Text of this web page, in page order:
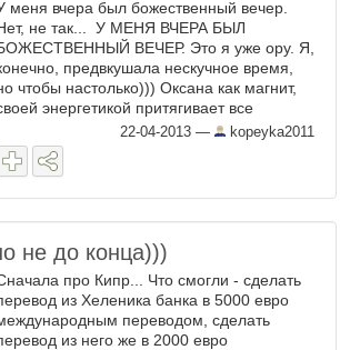
меня вчера был божественный вечер.
не так... У МЕНЯ ВЧЕРА БЫЛ
ВЕЧЕР. Это я уже ору. Я,
предвкушала нескучное время,
чтобы настолько))) Оксана как магнит,
энергетикой притягивает все
живое... Да и не живое тоже Но не буду
...
22-04-2013 — kopeyka2011
не до конца)))
про Кипр... Что смогли - сделать
из Хеленика банка в 5000 евро
переводом, сделать
из него же в 2000 евро